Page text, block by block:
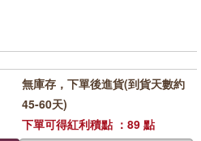
無庫存，下單後進貨(到貨天數約
45-60天)
下單可得紅利積點 ：89 點